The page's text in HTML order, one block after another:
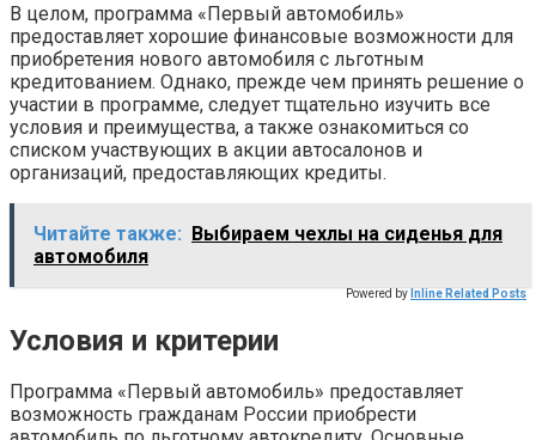
В целом, программа «Первый автомобиль»
предоставляет хорошие финансовые возможности для
приобретения нового автомобиля с льготным
кредитованием. Однако, прежде чем принять решение о
участии в программе, следует тщательно изучить все
условия и преимущества, а также ознакомиться со
списком участвующих в акции автосалонов и
организаций, предоставляющих кредиты.
Читайте также: Выбираем чехлы на сиденья для
автомобиля
Powered by Inline Related Posts
Условия и критерии
Программа «Первый автомобиль» предоставляет
возможность гражданам России приобрести